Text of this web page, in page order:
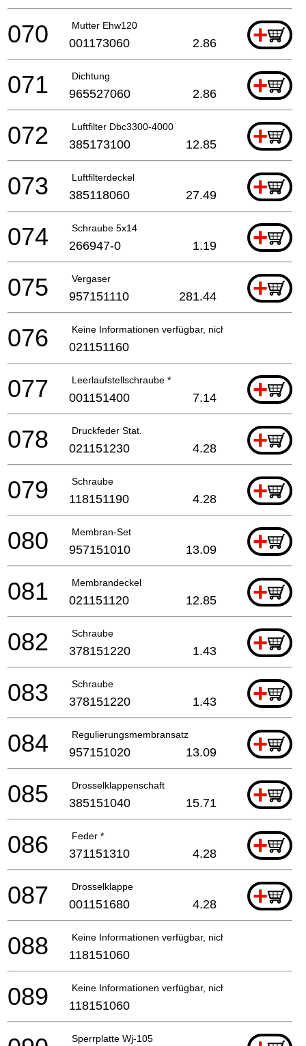
Mutter Ehw120 +
070 001173060 2.86
Dichtung +
071 965527060 2.86
Luftfilter Dbc3300-4000 +
072 385173100 12.85
Luftfilterdeckel +
073 385118060 27.49
Schraube 5x14 +
074 266947-0 1.19
Vergaser +
075 957151110 281.44
Keine Informationen verfügbar, nicht bestellbar
076 021151160
Leerlaufstellschraube * +
077 001151400 7.14
Druckfeder Stat. +
078 021151230 4.28
Schraube +
079 118151190 4.28
Membran-Set +
080 957151010 13.09
Membrandeckel +
081 021151120 12.85
Schraube +
082 378151220 1.43
Schraube +
083 378151220 1.43
Regulierungsmembransatz +
084 957151020 13.09
Drosselklappenschaft +
085 385151040 15.71
Feder * +
086 371151310 4.28
Drosselklappe +
087 001151680 4.28
Keine Informationen verfügbar, nicht bestellbar
088 118151060
Keine Informationen verfügbar, nicht bestellbar
089 118151060
Sperrplatte Wj-105